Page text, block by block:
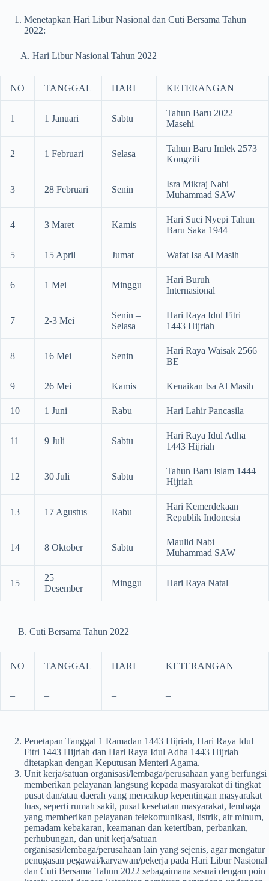
Menetapkan Hari Libur Nasional dan Cuti Bersama Tahun
2022:
A. Hari Libur Nasional Tahun 2022
NO TANGGAL HARI KETERANGAN
1 1 Januari Sabtu
Tahun Baru 2022
Masehi
2 1 Februari Selasa
Tahun Baru Imlek 2573
Kongzili
3 28 Februari Senin
Isra Mikraj Nabi
Muhammad SAW
4 3 Maret Kamis
Hari Suci Nyepi Tahun
Baru Saka 1944
5 15 April Jumat Wafat Isa Al Masih
6 1 Mei Minggu
Hari Buruh
Internasional
7 2-3 Mei
Senin –
Selasa
Hari Raya Idul Fitri
1443 Hijriah
8 16 Mei Senin
Hari Raya Waisak 2566
BE
9 26 Mei Kamis Kenaikan Isa Al Masih
10 1 Juni Rabu Hari Lahir Pancasila
11 9 Juli Sabtu
Hari Raya Idul Adha
1443 Hijriah
12 30 Juli Sabtu
Tahun Baru Islam 1444
Hijriah
13 17 Agustus Rabu
Hari Kemerdekaan
Republik Indonesia
14 8 Oktober Sabtu
Maulid Nabi
Muhammad SAW
15
25
Desember
Minggu Hari Raya Natal
B. Cuti Bersama Tahun 2022
NO TANGGAL HARI KETERANGAN
– – – –
Penetapan Tanggal 1 Ramadan 1443 Hijriah, Hari Raya Idul
Fitri 1443 Hijriah dan Hari Raya Idul Adha 1443 Hijriah
ditetapkan dengan Keputusan Menteri Agama.
Unit kerja/satuan organisasi/lembaga/perusahaan yang berfungsi
memberikan pelayanan langsung kepada masyarakat di tingkat
pusat dan/atau daerah yang mencakup kepentingan masyarakat
luas, seperti rumah sakit, pusat kesehatan masyarakat, lembaga
yang memberikan pelayanan telekomunikasi, listrik, air minum,
pemadam kebakaran, keamanan dan ketertiban, perbankan,
perhubungan, dan unit kerja/satuan
organisasi/lembaga/perusahaan lain yang sejenis, agar mengatur
penugasan pegawai/karyawan/pekerja pada Hari Libur Nasional
dan Cuti Bersama Tahun 2022 sebagaimana sesuai dengan poin